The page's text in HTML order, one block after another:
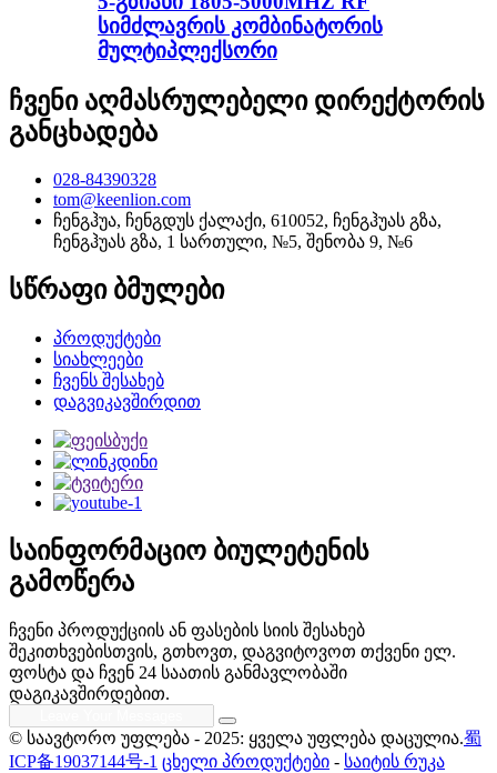
სიმძლავრის კომბინატორის
მულტიპლექსორი
ჩვენი აღმასრულებელი დირექტორის
განცხადება
028-84390328
tom@keenlion.com
ჩენგჰუა, ჩენგდუს ქალაქი, 610052, ჩენგჰუას გზა,
ჩენგჰუას გზა, 1 სართული, №5, შენობა 9, №6
სწრაფი ბმულები
პროდუქტები
სიახლეები
ჩვენს შესახებ
დაგვიკავშირდით
საინფორმაციო ბიულეტენის
გამოწერა
ჩვენი პროდუქციის ან ფასების სიის შესახებ
შეკითხვებისთვის, გთხოვთ, დაგვიტოვოთ თქვენი ელ.
ფოსტა და ჩვენ 24 საათის განმავლობაში
დაგიკავშირდებით.
© საავტორო უფლება - 2025: ყველა უფლება დაცულია.蜀
ICP备19037144号-1 ცხელი პროდუქტები - საიტის რუკა